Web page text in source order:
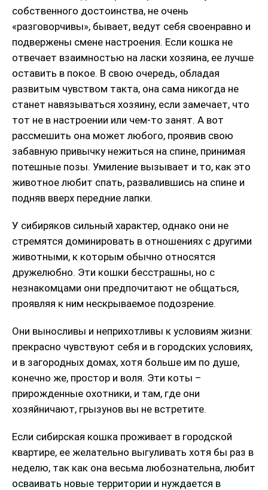
собственного достоинства, не очень
«разговорчивы», бывает, ведут себя своенравно и
подвержены смене настроения. Если кошка не
отвечает взаимностью на ласки хозяина, ее лучше
оставить в покое. В свою очередь, обладая
развитым чувством такта, она сама никогда не
станет навязываться хозяину, если замечает, что
тот не в настроении или чем-то занят. А вот
рассмешить она может любого, проявив свою
забавную привычку нежиться на спине, принимая
потешные позы. Умиление вызывает и то, как это
животное любит спать, развалившись на спине и
подняв вверх передние лапки.
У сибиряков сильный характер, однако они не
стремятся доминировать в отношениях с другими
животными, к которым обычно относятся
дружелюбно. Эти кошки бесстрашны, но с
незнакомцами они предпочитают не общаться,
проявляя к ним нескрываемое подозрение.
Они выносливы и неприхотливы к условиям жизни:
прекрасно чувствуют себя и в городских условиях,
и в загородных домах, хотя больше им по душе,
конечно же, простор и воля. Эти коты –
прирожденные охотники, и там, где они
хозяйничают, грызунов вы не встретите.
Если сибирская кошка проживает в городской
квартире, ее желательно выгуливать хотя бы раз в
неделю, так как она весьма любознательна, любит
осваивать новые территории и нуждается в